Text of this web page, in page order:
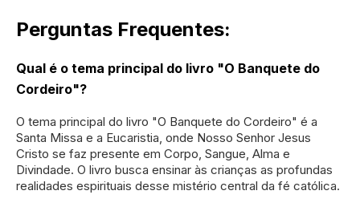
Perguntas Frequentes:
Qual é o tema principal do livro "O Banquete do
Cordeiro"?
O tema principal do livro "O Banquete do Cordeiro" é a
Santa Missa e a Eucaristia, onde Nosso Senhor Jesus
Cristo se faz presente em Corpo, Sangue, Alma e
Divindade. O livro busca ensinar às crianças as profundas
realidades espirituais desse mistério central da fé católica.